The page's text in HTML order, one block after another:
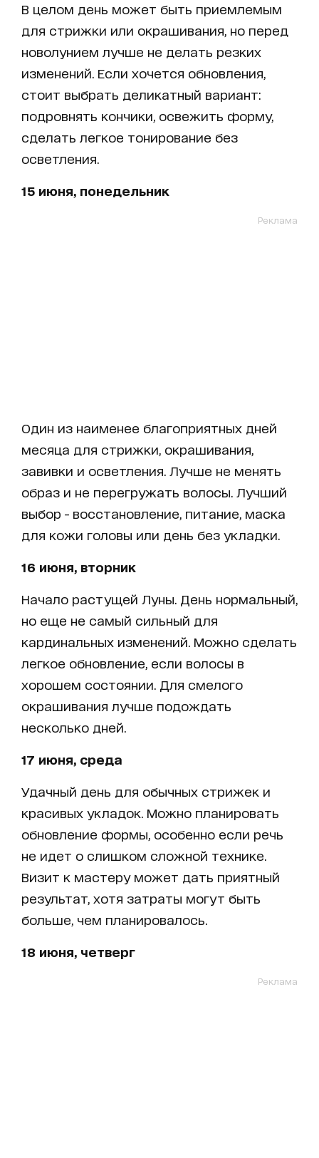
В целом день может быть приемлемым
для стрижки или окрашивания, но перед
новолунием лучше не делать резких
изменений. Если хочется обновления,
стоит выбрать деликатный вариант:
подровнять кончики, освежить форму,
сделать легкое тонирование без
осветления.
15 июня, понедельник
Реклама
Один из наименее благоприятных дней
месяца для стрижки, окрашивания,
завивки и осветления. Лучше не менять
образ и не перегружать волосы. Лучший
выбор - восстановление, питание, маска
для кожи головы или день без укладки.
16 июня, вторник
Начало растущей Луны. День нормальный,
но еще не самый сильный для
кардинальных изменений. Можно сделать
легкое обновление, если волосы в
хорошем состоянии. Для смелого
окрашивания лучше подождать
несколько дней.
17 июня, среда
Удачный день для обычных стрижек и
красивых укладок. Можно планировать
обновление формы, особенно если речь
не идет о слишком сложной технике.
Визит к мастеру может дать приятный
результат, хотя затраты могут быть
больше, чем планировалось.
18 июня, четверг
Реклама